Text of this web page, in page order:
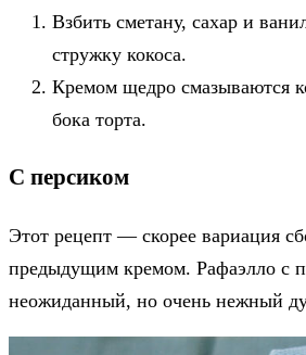
Взбить сметану, сахар и
стружку кокоса.
Кремом щедро смазываются
бока торта.
С персиком
Этот рецепт — скорее вариация
предыдущим кремом. Рафаэлло с
неожиданный, но очень нежный